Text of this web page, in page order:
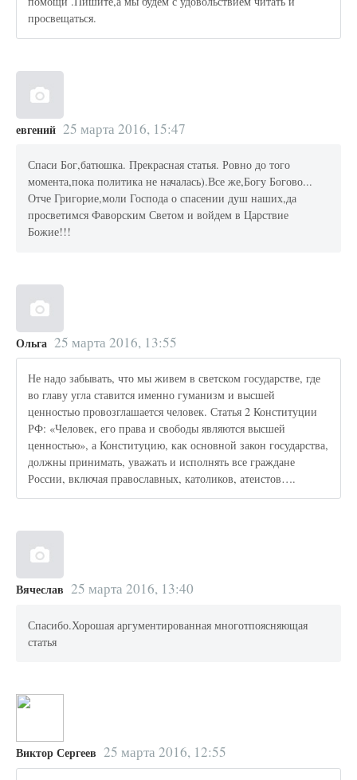
просвещаться.
евгений 25 марта 2016, 15:47
Спаси Бог,батюшка. Прекрасная статья. Ровно до того
момента,пока политика не началась).Все же,Богу Богово...
Отче Григорие,моли Господа о спасении душ наших,да
просветимся Фаворским Светом и войдем в Царствие
Божие!!!
Ольга 25 марта 2016, 13:55
Не надо забывать, что мы живем в светском государстве, где
во главу угла ставится именно гуманизм и высшей
ценностью провозглашается человек. Статья 2 Конституции
РФ: «Человек, его права и свободы являются высшей
ценностью», а Конституцию, как основной закон государства,
должны принимать, уважать и исполнять все граждане
России, включая православных, католиков, атеистов….
Вячеслав 25 марта 2016, 13:40
Спасибо.Хорошая аргументированная многотпоясняющая
статья
Виктор Сергеев 25 марта 2016, 12:55